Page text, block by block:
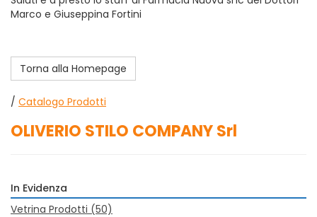
Marco e Giuseppina Fortini
Torna alla Homepage
/ Catalogo Prodotti
OLIVERIO STILO COMPANY Srl
In Evidenza
Vetrina Prodotti (50)